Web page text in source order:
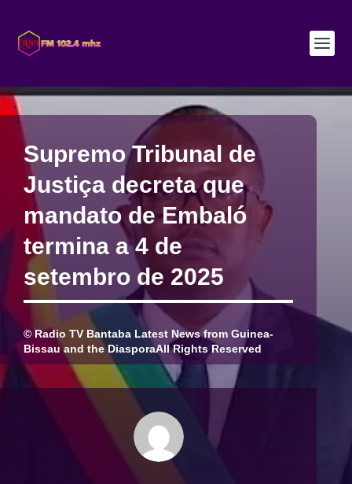
Supremo Tribunal de
Justiça decreta que
mandato de Embaló
termina a 4 de
setembro de 2025
© Radio TV Bantaba Latest News from Guinea-
Bissau and the DiasporaAll Rights Reserved